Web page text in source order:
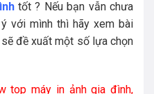
tốt ? Nếu bạn vẫn chưa
với mình thì hãy xem bài
sẽ đề xuất một số lựa chọn
top máy in ảnh gia đình,